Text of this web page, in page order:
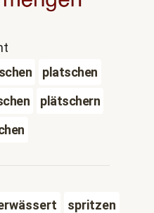
platschen
plätschern
spritzen